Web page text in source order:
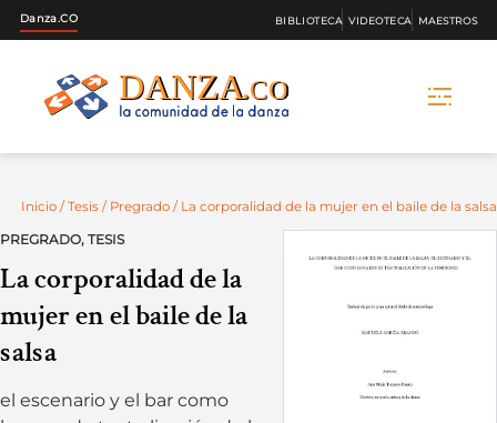
Danza.CO BIBLIOTECA VIDEOTECA MAESTROS
Inicio / Tesis / Pregrado / La corporalidad de la mujer en el baile de la salsa
PREGRADO, TESIS
La corporalidad de la
mujer en el baile de la
salsa
el escenario y el bar como